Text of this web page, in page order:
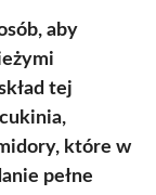
aby
tej
które w
pełne